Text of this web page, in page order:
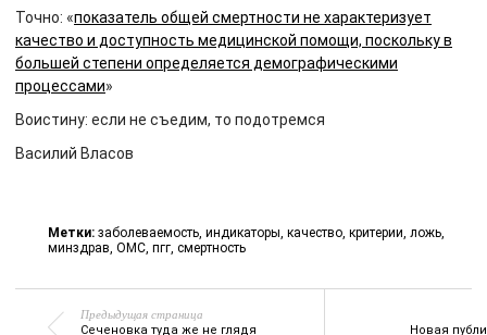
Точно: «показатель общей смертности не характеризует
качество и доступность медицинской помощи, поскольку в
большей степени определяется демографическими
процессами»
Воистину: если не съедим, то подотремся
Василий Власов
Метки: заболеваемость, индикаторы, качество, критерии, ложь,
минздрав, ОМС, пгг, смертность
Предыдущая страница
Сеченовка туда же не глядя Новая